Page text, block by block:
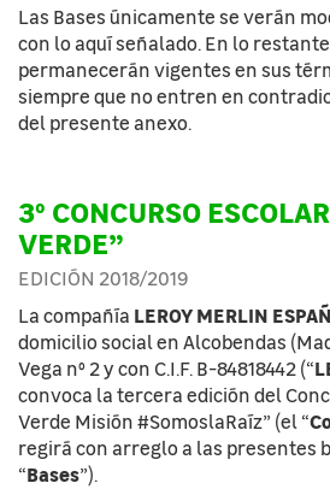
Las Bases únicamente se verán
con lo aquí señalado. En lo
permanecerán vigentes en sus
siempre que no entren en
del presente anexo.
3º CONCURSO
VERDE”
EDICIÓN 2018/2019
La compañía LEROY MERLIN
domicilio social en Alcobendas
Vega nº 2 y con C.I.F. B-84818442 (“
convoca la tercera edición del
Verde Misión #SomoslaRaíz” (el “
regirá con arreglo a las presentes
“Bases”).